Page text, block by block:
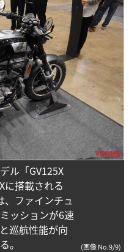
ル「GV125X
に搭載される
、ファインチュ
ッションが6速
巡航性能が向
。
(画像 No.9/9)